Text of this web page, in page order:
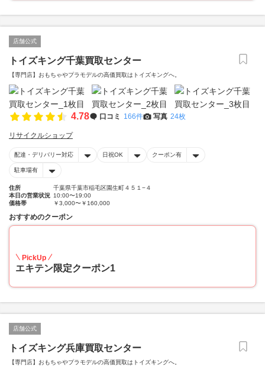
店舗公式
トイズキング千葉買取センター
【専門店】おもちゃやプラモデルの高価買取はトイズキングへ。‎
4.78 口コミ 166件 写真 24枚
リサイクルショップ
配達・デリバリー対応 日祝OK クーポン有
駐車場有
住所
千葉県千葉市稲毛区園生町４５１−４
本日の営業状況 10:00〜19:00
価格帯
￥3,000〜￥160,000
おすすめのクーポン
PickUp
エキテン限定クーポン1
店舗公式
トイズキング兵庫買取センター
【専門店】おもちゃやプラモデルの高価買取はトイズキングへ。‎